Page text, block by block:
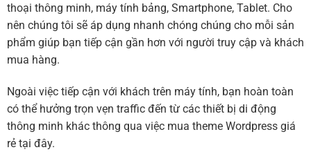
thoại thông minh, máy tính bảng, Smartphone, Tablet. Cho
nên chúng tôi sẽ áp dụng nhanh chóng chúng cho mỗi sản
phẩm giúp bạn tiếp cận gần hơn với người truy cập và khách
mua hàng.
Ngoài việc tiếp cận với khách trên máy tính, bạn hoàn toàn
có thể hưởng trọn vẹn traffic đến từ các thiết bị di động
thông minh khác thông qua việc mua theme Wordpress giá
rẻ tại đây.